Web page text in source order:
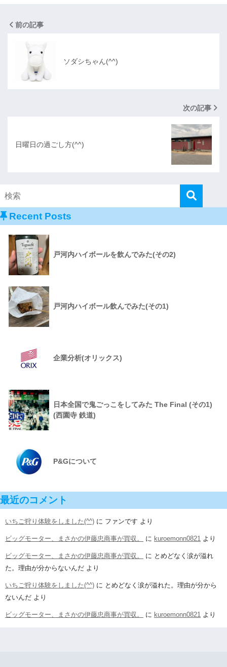
前の記事
ソダシちゃん(^^)
次の記事
日曜日の過ごし方(^^)
Recent Posts
戸河内ハイボールを飲んでみた(その2)
戸河内ハイボール飲んでみた(その1)
企業分析(オリックス)
日本全国で鬼ごっこをしてみた The Final (その1)
(西園寺 鉄道)
P&Gについて
最近のコメント
いちご狩り体験をしました(^^) に ファンです より
ビッグモーター、まさかの伊藤忠商事が買収。 に kuroemonn0821 より
ビッグモーター、まさかの伊藤忠商事が買収。 に とめどなく涙が溢れ
た。理由が分からないんだ より
いちご狩り体験をしました(^^) に とめどなく涙が溢れた。理由が分から
ないんだ より
ビッグモーター、まさかの伊藤忠商事が買収。 に kuroemonn0821 より